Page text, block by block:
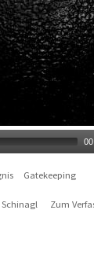
Gatekeeping
Zum